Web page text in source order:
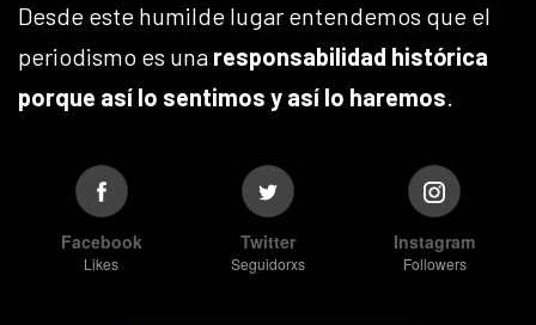
Desde este humilde lugar entendemos que el
periodismo es una responsabilidad histórica
porque así lo sentimos y así lo haremos.
Facebook
Likes
Twitter
Seguidorxs
Instagram
Followers